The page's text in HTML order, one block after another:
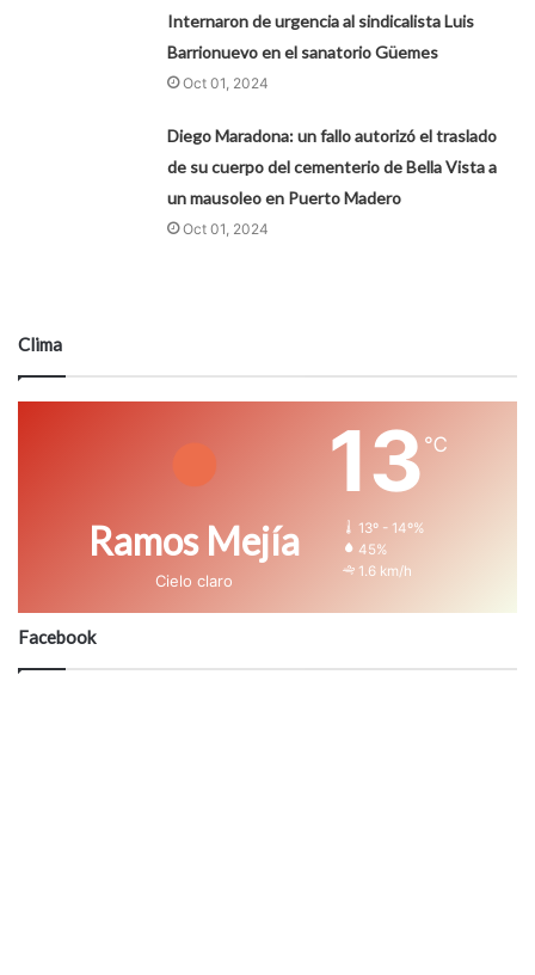
Internaron de urgencia al sindicalista Luis
Barrionuevo en el sanatorio Güemes
Oct 01, 2024
Diego Maradona: un fallo autorizó el traslado
de su cuerpo del cementerio de Bella Vista a
un mausoleo en Puerto Madero
Oct 01, 2024
Clima
Ramos Mejía
Cielo claro
13 ℃
13º - 14º%
45%
1.6 km/h
Facebook